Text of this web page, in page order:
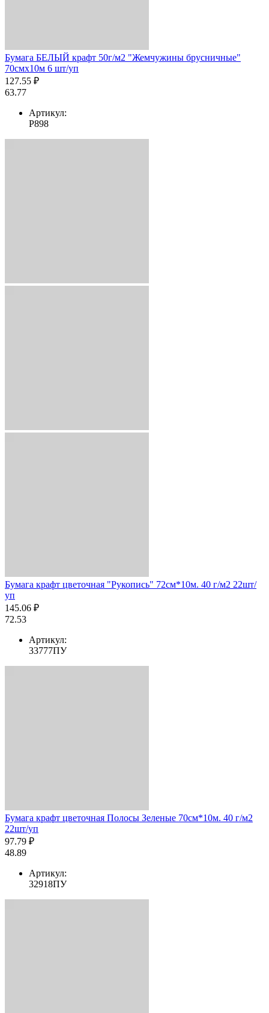
Бумага БЕЛЫЙ крафт 50г/м2 "Жемчужины брусничные"
70смх10м 6 шт/уп
127.55 ₽
63.77
Артикул:
Р898
Бумага крафт цветочная "Рукопись" 72см*10м. 40 г/м2 22шт/
уп
145.06 ₽
72.53
Артикул:
33777ПУ
Бумага крафт цветочная Полосы Зеленые 70см*10м. 40 г/м2
22шт/уп
97.79 ₽
48.89
Артикул:
32918ПУ